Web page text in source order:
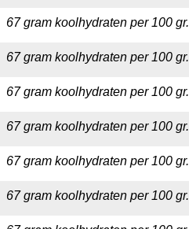
67 gram koolhydraten per 100 gr.
67 gram koolhydraten per 100 gr.
67 gram koolhydraten per 100 gr.
67 gram koolhydraten per 100 gr.
67 gram koolhydraten per 100 gr.
67 gram koolhydraten per 100 gr.